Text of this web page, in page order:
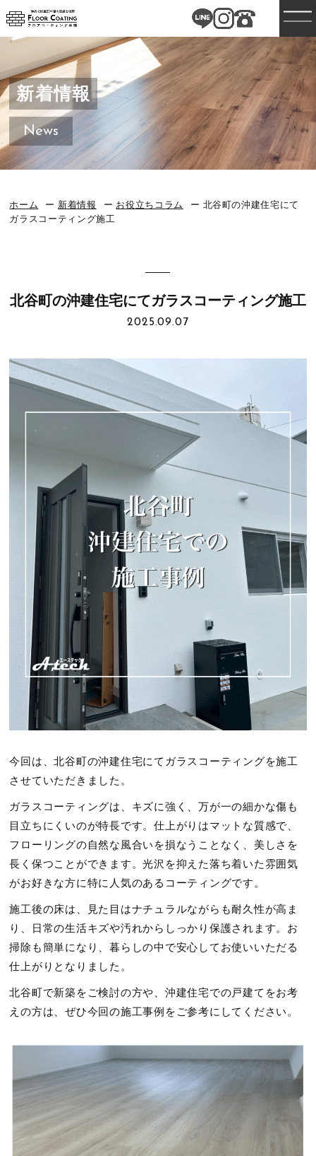
新着情報
News
ホーム 新着情報 お役立ちコラム
北谷町の沖建住宅にて
ガラスコーティング施工
北谷町の沖建住宅にてガラスコーティング施工
2025.09.07
今回は、北谷町の沖建住宅にてガラスコーティングを施工
させていただきました。
ガラスコーティングは、キズに強く、万が一の細かな傷も
目立ちにくいのが特長です。仕上がりはマットな質感で、
フローリングの自然な風合いを損なうことなく、美しさを
長く保つことができます。光沢を抑えた落ち着いた雰囲気
がお好きな方に特に人気のあるコーティングです。
施工後の床は、見た目はナチュラルながらも耐久性が高ま
り、日常の生活キズや汚れからしっかり保護されます。お
掃除も簡単になり、暮らしの中で安心してお使いいただる
仕上がりとなりました。
北谷町で新築をご検討の方や、沖建住宅での戸建てをお考
えの方は、ぜひ今回の施工事例をご参考にしてください。